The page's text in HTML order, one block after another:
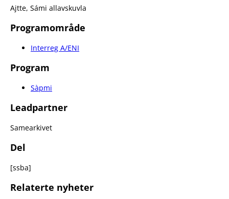
Ajtte, Sámi allavskuvla
Programområde
Interreg A/ENI
Program
Sàpmi
Leadpartner
Samearkivet
Del
[ssba]
Relaterte nyheter